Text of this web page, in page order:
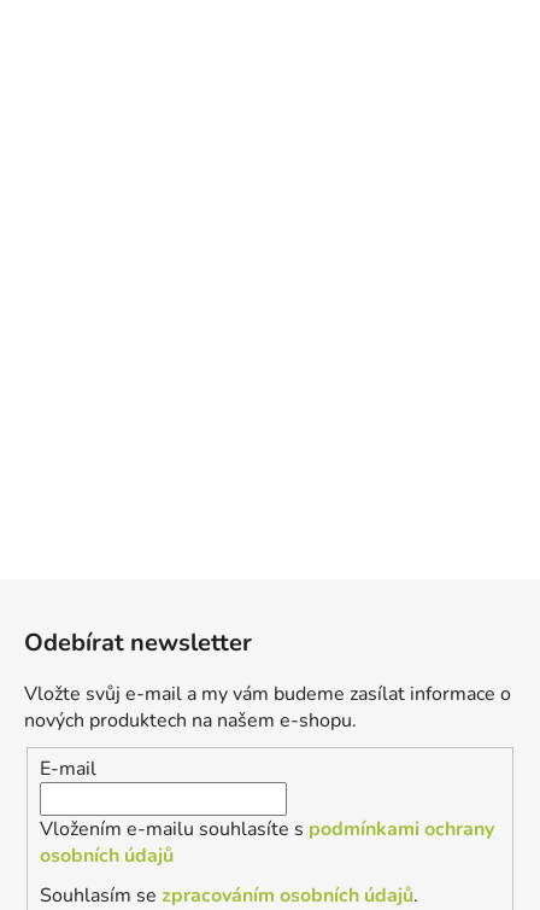
Odebírat newsletter
Vložte svůj e-mail a my vám budeme zasílat informace o
nových produktech na našem e-shopu.
E-mail
Vložením e-mailu souhlasíte s podmínkami ochrany
osobních údajů
Souhlasím se zpracováním osobních údajů.